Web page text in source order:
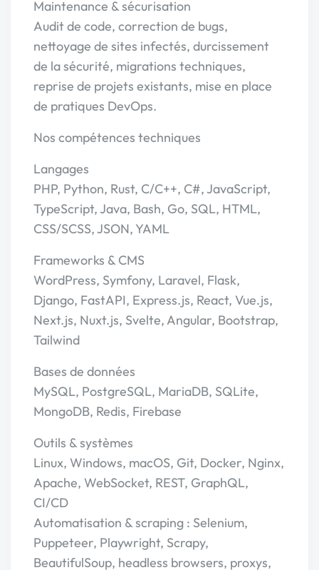
Maintenance & sécurisation
Audit de code, correction de bugs,
nettoyage de sites infectés, durcissement
de la sécurité, migrations techniques,
reprise de projets existants, mise en place
de pratiques DevOps.
Nos compétences techniques
Langages
PHP, Python, Rust, C/C++, C#, JavaScript,
TypeScript, Java, Bash, Go, SQL, HTML,
CSS/SCSS, JSON, YAML
Frameworks & CMS
WordPress, Symfony, Laravel, Flask,
Django, FastAPI, Express.js, React, Vue.js,
Next.js, Nuxt.js, Svelte, Angular, Bootstrap,
Tailwind
Bases de données
MySQL, PostgreSQL, MariaDB, SQLite,
MongoDB, Redis, Firebase
Outils & systèmes
Linux, Windows, macOS, Git, Docker, Nginx,
Apache, WebSocket, REST, GraphQL,
CI/CD
Automatisation & scraping : Selenium,
Puppeteer, Playwright, Scrapy,
BeautifulSoup, headless browsers, proxys,